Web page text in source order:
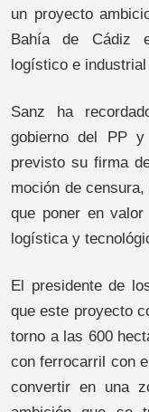
un proyecto
Bahía de Cádiz
logístico e industrial
Sanz ha
gobierno del PP
previsto su firma
moción de
que poner en
logística y
El presidente de
que este proyecto
torno a las 600
con ferrocarril con
convertir en una